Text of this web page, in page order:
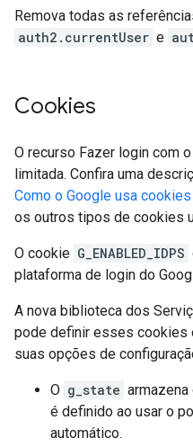
Remova todas as
auth2.currentUser e
Cookies
O recurso Fazer login com
limitada. Confira uma
Como o Google usa cookies
os outros tipos de cookies
O cookie G_ENABLED_IDPS
plataforma de login do
A nova biblioteca dos
pode definir esses cookies
suas opções de
O g_state
é definido ao usar o
automático.